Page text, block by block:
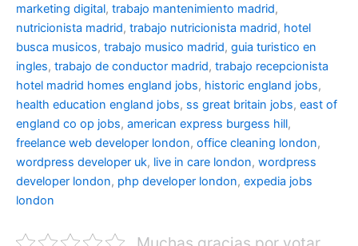
marketing digital, trabajo mantenimiento madrid,
nutricionista madrid, trabajo nutricionista madrid, hotel
busca musicos, trabajo musico madrid, guia turistico en
ingles, trabajo de conductor madrid, trabajo recepcionista
hotel madrid homes england jobs, historic england jobs,
health education england jobs, ss great britain jobs, east of
england co op jobs, american express burgess hill,
freelance web developer london, office cleaning london,
wordpress developer uk, live in care london, wordpress
developer london, php developer london, expedia jobs
london